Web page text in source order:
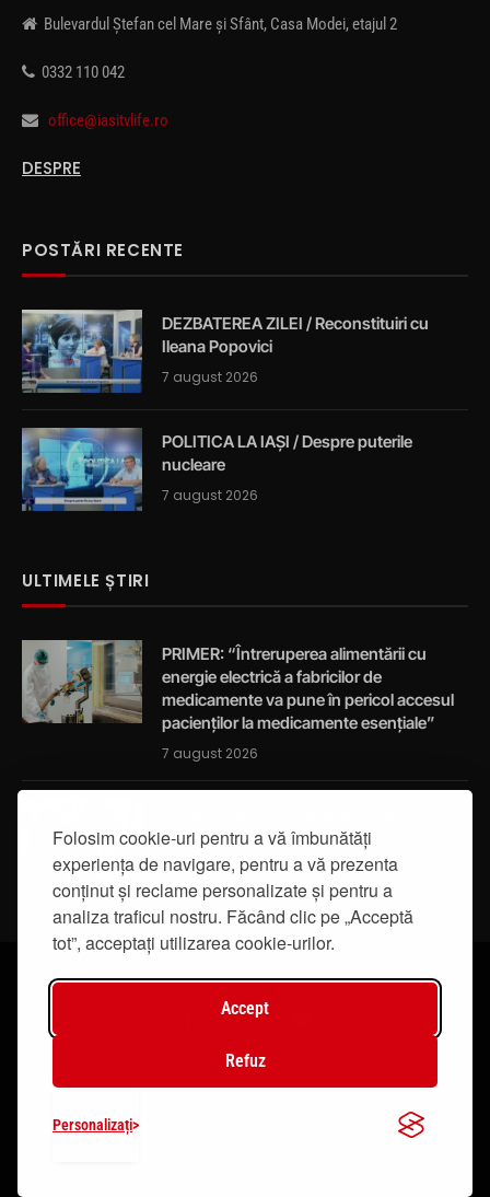
Folosim cookie-uri pentru a vă îmbunătăți
experiența de navigare, pentru a vă prezenta
conținut și reclame personalizate și pentru a
analiza traficul nostru. Făcând clic pe „Acceptă
tot”, acceptați utilizarea cookie-urilor.
Accept
Refuz
Personalizați
Bulevardul Ștefan cel Mare și Sfânt, Casa Modei, etajul 2
0332 110 042
office@iasitvlife.ro
DESPRE
POSTĂRI RECENTE
DEZBATEREA ZILEI / Reconstituiri cu
Ileana Popovici
7 august 2026
POLITICA LA IAȘI / Despre puterile
nucleare
7 august 2026
ULTIMELE ȘTIRI
PRIMER: “Întreruperea alimentării cu
energie electrică a fabricilor de
medicamente va pune în pericol accesul
pacienților la medicamente esențiale”
7 august 2026
integrității
7 august 2026
© 2019 - IasiTV Life. Toate drepturile rezervate.